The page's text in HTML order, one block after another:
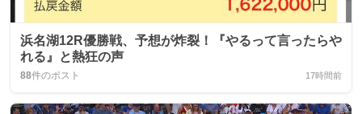
浜名湖12R優勝戦、予想が炸裂！『やるって言ったらや
れる』と熱狂の声
88件のポスト 17時間前